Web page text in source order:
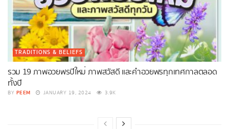
TRADITIONS & BELIEFS
รวม 19 ภาพอวยพรปีใหม่ ภาพสวัสดี และคำอวยพรทุกเทศกาลตลอด
ทั้งปี
BY PEEM JANUARY 19, 2024 3.9K